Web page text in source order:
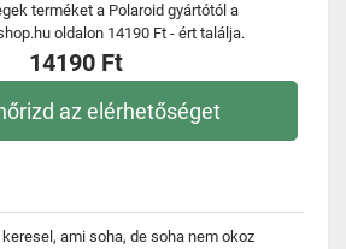
terméket a Polaroid gyártótól a
oldalon 14190 Ft - ért találja.
14190 Ft
az elérhetőséget
ami soha, de soha nem okoz